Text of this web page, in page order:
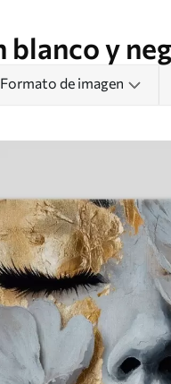
blanco y
Formato de imagen